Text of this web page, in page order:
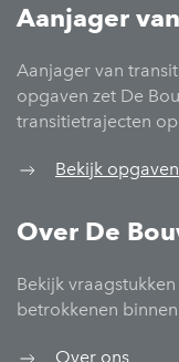
Aanjager
Aanjager van
opgaven zet De
transitietrajecten
Bekijk
Over De
Bekijk
betrokkenen
Over ons